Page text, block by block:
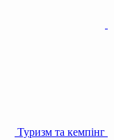
Туризм та кемпінг